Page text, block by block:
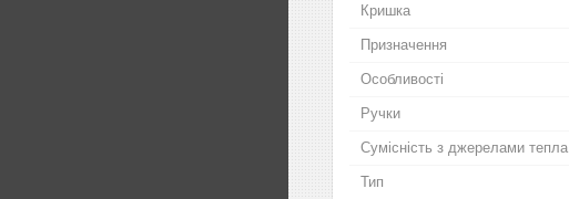
Кришка
Призначення
Особливості
Ручки
Сумісність з джерелами тепла
Тип